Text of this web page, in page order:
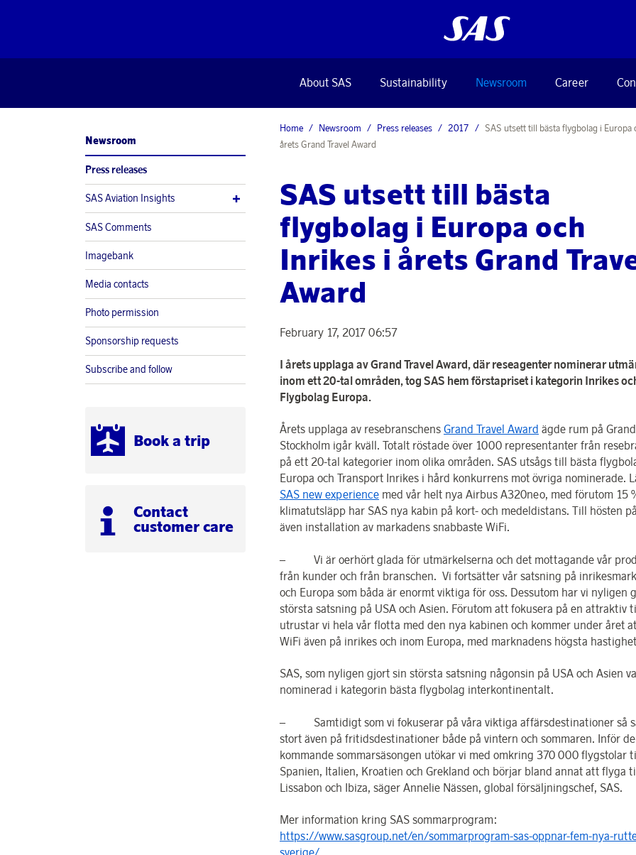
About SAS Sustainability Newsroom Career
Newsroom
Press releases
SAS Aviation Insights
SAS Comments
Imagebank
Media contacts
Photo permission
Sponsorship requests
Subscribe and follow
Book a trip
Contact
customer care
Home Newsroom Press releases 2017
SAS utsett till bästa flygbolag i Europa
årets Grand Travel Award
SAS utsett till bästa
flygbolag i Europa och
Inrikes i årets Grand
Award
February 17, 2017 06:57
I årets upplaga av Grand Travel Award, där reseagenter nominerar
inom ett 20-tal områden, tog SAS hem förstapriset i kategorin Inrikes
Flygbolag Europa.
Årets upplaga av resebranschens Grand Travel Award ägde rum på
Stockholm igår kväll. Totalt röstade över 1000 representanter från
på ett 20-tal kategorier inom olika områden. SAS utsågs till bästa
Europa och Transport Inrikes i hård konkurrens mot övriga nominerade.
SAS new experience med vår helt nya Airbus A320neo, med förutom 15
klimatutsläpp har SAS nya kabin på kort- och medeldistans. Till hösten
även installation av markadens snabbaste WiFi.
– Vi är oerhört glada för utmärkelserna och det mottagande vår
från kunder och från branschen. Vi fortsätter vår satsning på
och Europa som båda är enormt viktiga för oss. Dessutom har vi nyligen
största satsning på USA och Asien. Förutom att fokusera på en attraktiv
utrustar vi hela vår flotta med den nya kabinen och kommer under året
WiFi även på inrikes och inom Europa, med marknadens högsta
SAS, som nyligen gjort sin största satsning någonsin på USA och Asien
nominerad i kategorin bästa flygbolag interkontinentalt.
– Samtidigt som vi fokuserar på våra viktiga affärsdestinationer så
stort även på fritidsdestinationer både på vintern och sommaren. Inför
kommande sommarsäsongen utökar vi med omkring 370 000 flygstolar
Spanien, Italien, Kroatien och Grekland och börjar bland annat att flyga
Lissabon och Ibiza, säger Annelie Nässen, global försäljningschef, SAS.
Mer information kring SAS sommarprogram:
https://www.sasgroup.net/en/sommarprogram-sas-oppnar-fem-nya-
sverige/